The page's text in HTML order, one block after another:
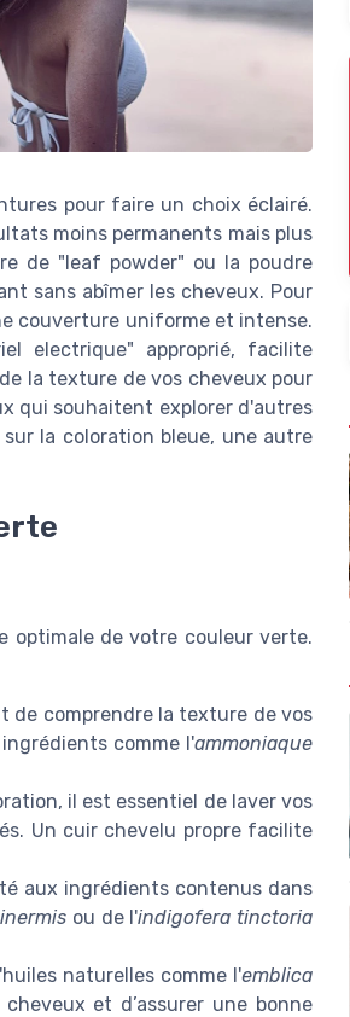
pour faire un choix éclairé.
moins permanents mais plus
de "leaf powder" ou la poudre
sans abîmer les cheveux. Pour
couverture uniforme et intense.
electrique" approprié, facilite
la texture de vos cheveux pour
qui souhaitent explorer d'autres
sur la coloration bleue, une autre
optimale de votre couleur verte.
comprendre la texture de vos
comme l'ammoniaque
il est essentiel de laver vos
Un cuir chevelu propre facilite
aux ingrédients contenus dans
ou de l'indigofera tinctoria
naturelles comme l'emblica
et d’assurer une bonne